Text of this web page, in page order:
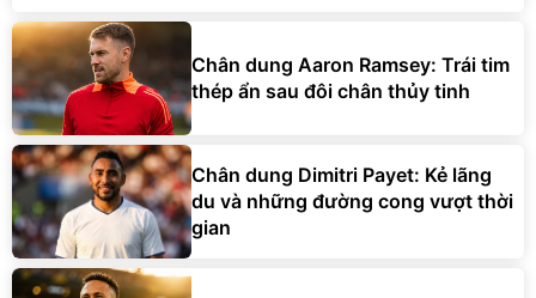
Chân dung Aaron Ramsey: Trái tim
thép ẩn sau đôi chân thủy tinh
Chân dung Dimitri Payet: Kẻ lãng
du và những đường cong vượt thời
gian